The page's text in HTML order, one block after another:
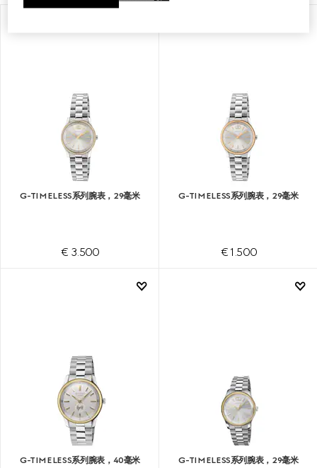
G-TIMELESS系列腕表，29毫米
€ 3.500
G-TIMELESS系列腕表，29毫米
€ 1.500
G-TIMELESS系列腕表，40毫米 G-TIMELESS系列腕表，29毫米